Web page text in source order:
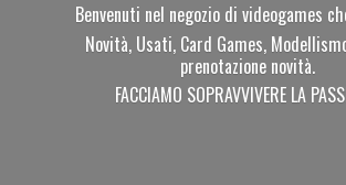
Benvenuti nel negozio di videogames
Novità, Usati, Card Games,
prenotazione novità.
FACCIAMO SOPRAVVIVERE LA